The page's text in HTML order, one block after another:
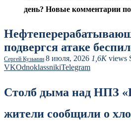
день? Новые комментарии
подвергся атаке
Сергей Кузьмин 8 июля, 2026 1,6Kviews
VKOdnoklassnikiTelegram
Столб дыма над НПЗ
жители сообщили о